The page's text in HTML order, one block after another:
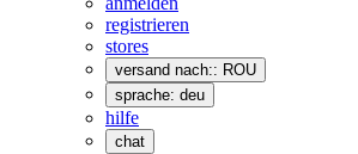
registrieren
stores
versand nach:: ROU
sprache: deu
hilfe
chat